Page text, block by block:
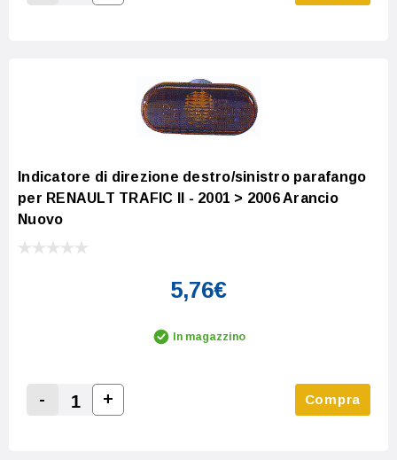
Decrease Quantity:
Increase Quantity:
Indicatore di direzione destro/sinistro parafango
per RENAULT TRAFIC II - 2001 > 2006 Arancio
Nuovo
5,76€
In magazzino
Decrease Quantity:
-
Increase Quantity:
+ Compra